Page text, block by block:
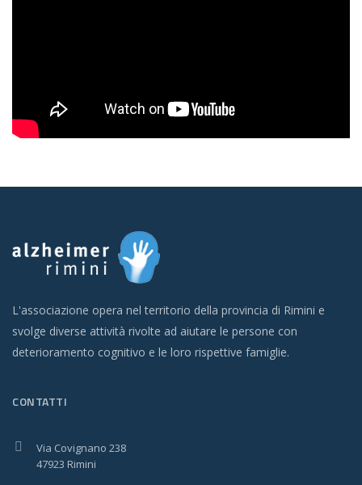
L'associazione opera nel territorio della provincia di Rimini e
svolge diverse attività rivolte ad aiutare le persone con
deterioramento cognitivo e le loro rispettive famiglie.
CONTATTI
Via Covignano 238
47923 Rimini